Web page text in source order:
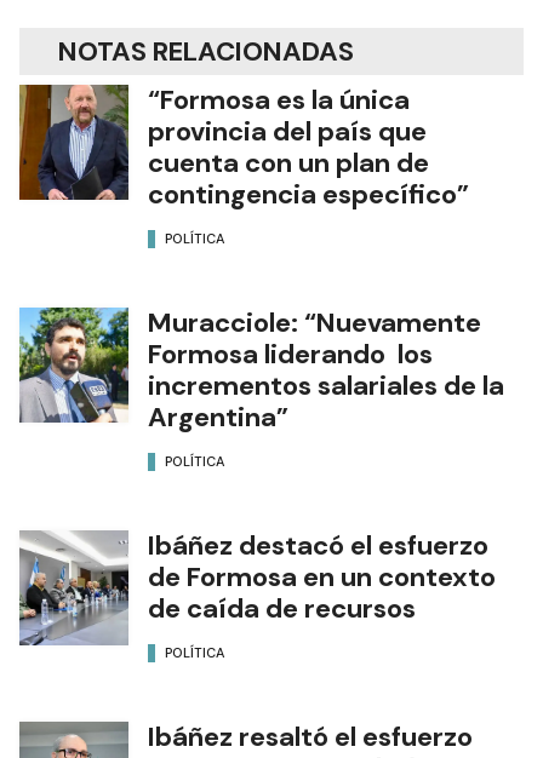
NOTAS RELACIONADAS
“Formosa es la única
provincia del país que
cuenta con un plan de
contingencia específico”
POLÍTICA
Muracciole: “Nuevamente
Formosa liderando los
incrementos salariales de la
Argentina”
POLÍTICA
Ibáñez destacó el esfuerzo
de Formosa en un contexto
de caída de recursos
POLÍTICA
Ibáñez resaltó el esfuerzo